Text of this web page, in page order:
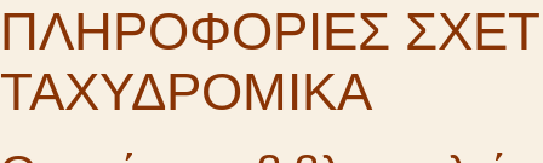
ΠΛΗΡΟΦΟΡΙΕΣ
ΤΑΧΥΔΡΟΜΙΚΑ